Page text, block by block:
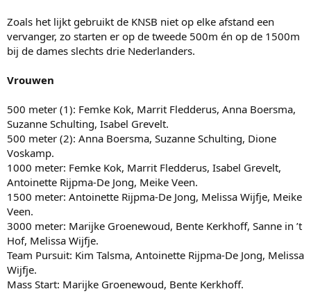
Zoals het lijkt gebruikt de KNSB niet op elke afstand een
vervanger, zo starten er op de tweede 500m én op de 1500m
bij de dames slechts drie Nederlanders.
Vrouwen
500 meter (1): Femke Kok, Marrit Fledderus, Anna Boersma,
Suzanne Schulting, Isabel Grevelt.
500 meter (2): Anna Boersma, Suzanne Schulting, Dione
Voskamp.
1000 meter: Femke Kok, Marrit Fledderus, Isabel Grevelt,
Antoinette Rijpma-De Jong, Meike Veen.
1500 meter: Antoinette Rijpma-De Jong, Melissa Wijfje, Meike
Veen.
3000 meter: Marijke Groenewoud, Bente Kerkhoff, Sanne in ’t
Hof, Melissa Wijfje.
Team Pursuit: Kim Talsma, Antoinette Rijpma-De Jong, Melissa
Wijfje.
Mass Start: Marijke Groenewoud, Bente Kerkhoff.